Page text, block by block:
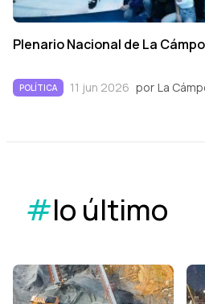
Plenario Nacional de La
POLÍTICA 11 jun 2026 por La
#lo último